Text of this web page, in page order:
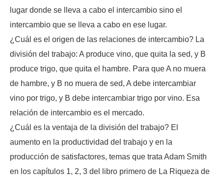
lugar donde se lleva a cabo el intercambio sino el
intercambio que se lleva a cabo en ese lugar.
¿Cuál es el origen de las relaciones de intercambio? La
división del trabajo: A produce vino, que quita la sed, y B
produce trigo, que quita el hambre. Para que A no muera
de hambre, y B no muera de sed, A debe intercambiar
vino por trigo, y B debe intercambiar trigo por vino. Esa
relación de intercambio es el mercado.
¿Cuál es la ventaja de la división del trabajo? El
aumento en la productividad del trabajo y en la
producción de satisfactores, temas que trata Adam Smith
en los capítulos 1, 2, 3 del libro primero de La Riqueza de